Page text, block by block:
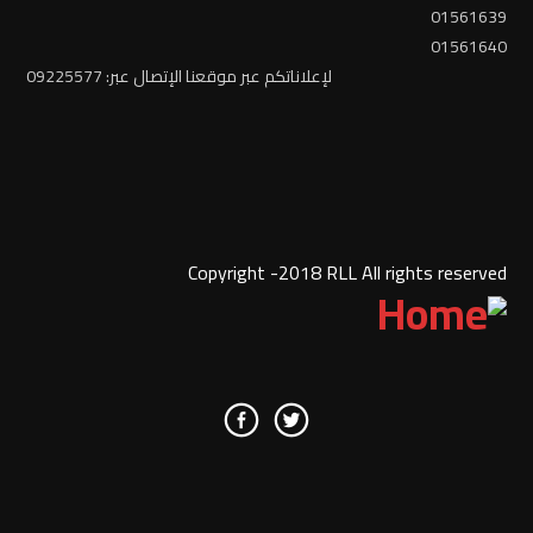
01561639
01561640
لإعلاناتكم عبر موقعنا الإتصال عبر: 09225577
Copyright -2018 RLL All rights reserved